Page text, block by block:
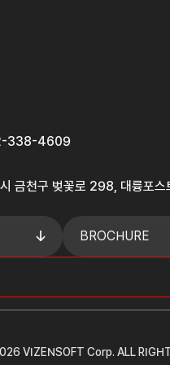
338-4609
금천구 벚꽃로 298, 대륭포스
BROCHURE
VIZENSOFT Corp. ALL